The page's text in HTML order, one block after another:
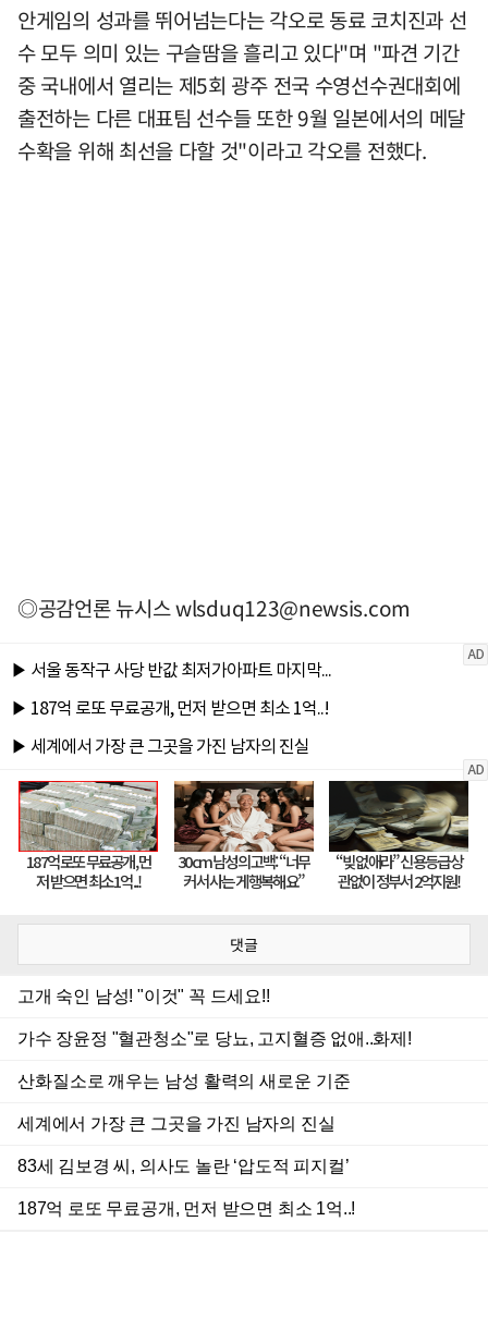
안게임의 성과를 뛰어넘는다는 각오로 동료 코치진과 선
수 모두 의미 있는 구슬땀을 흘리고 있다"며 "파견 기간
중 국내에서 열리는 제5회 광주 전국 수영선수권대회에
출전하는 다른 대표팀 선수들 또한 9월 일본에서의 메달
수확을 위해 최선을 다할 것"이라고 각오를 전했다.
◎공감언론 뉴시스wlsduq123@newsis.com
댓글